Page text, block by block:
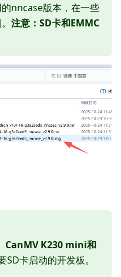
nncase版本，在一些
注意：SD卡和EMMC
CanMV K230 mini和
SD卡启动的开发板。